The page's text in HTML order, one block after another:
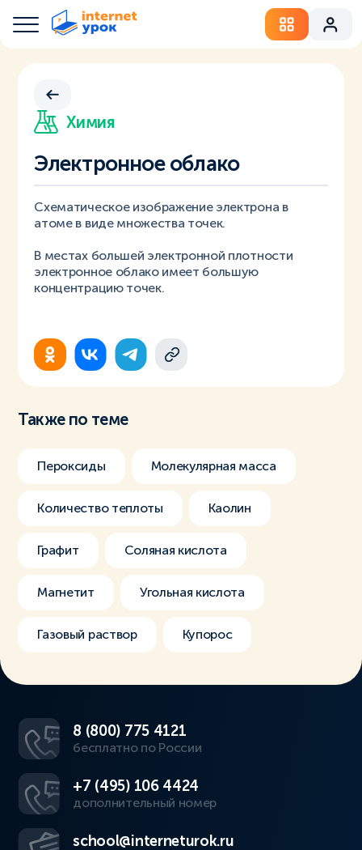
Химия
Электронное облако
Схематическое изображение электрона в
атоме в виде множества точек.
В местах большей электронной плотности
электронное облако имеет большую
концентрацию точек.
Также по теме
Пероксиды Молекулярная масса
Количество теплоты Каолин
Графит Соляная кислота
Магнетит Угольная кислота
Газовый раствор Купорос
8 (800) 775 4121
бесплатно по России
+7 (495) 106 4424
дополнительный номер
school@interneturok.ru